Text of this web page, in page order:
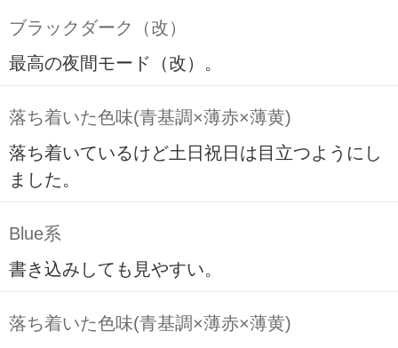
ブラックダーク（改）
最高の夜間モード（改）。
落ち着いた色味(青基調×薄赤×薄黄)
落ち着いているけど土日祝日は目立つようにし
ました。
Blue系
書き込みしても見やすい。
落ち着いた色味(青基調×薄赤×薄黄)